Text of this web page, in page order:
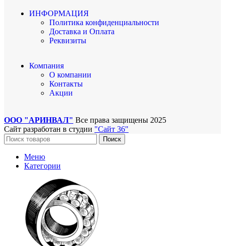
ИНФОРМАЦИЯ
Политика конфиденциальности
Доставка и Оплата
Реквизиты
Компания
О компании
Контакты
Акции
ООО "АРИНВАЛ" Все права защищены 2025
Сайт разработан в студии "Сайт 36"
Поиск
Меню
Категории